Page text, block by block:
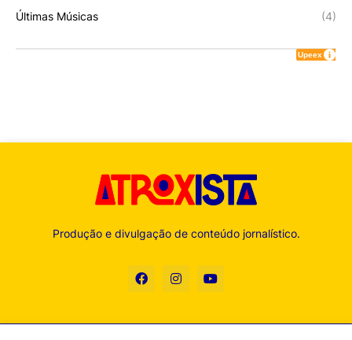
Últimas Músicas (4)
Produção e divulgação de conteúdo jornalístico.